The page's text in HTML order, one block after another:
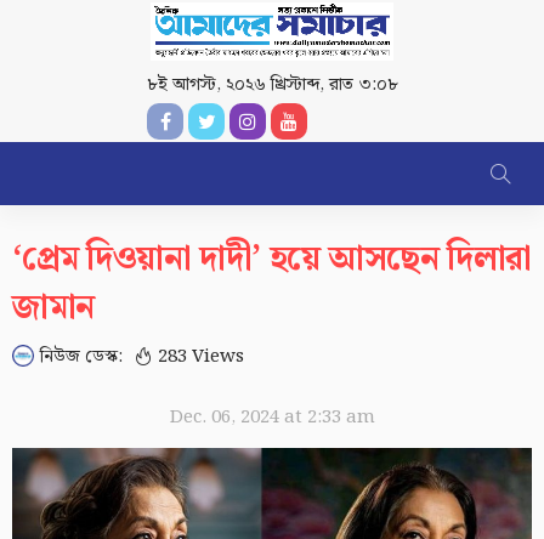
৮ই আগস্ট, ২০২৬ খ্রিস্টাব্দ,রাত ৩:০৮
‘প্রেম দিওয়ানা দাদী’ হয়ে আসছেন দিলারা
জামান
নিউজ ডেস্ক: 283 Views
Dec. 06, 2024 at 2:33 am